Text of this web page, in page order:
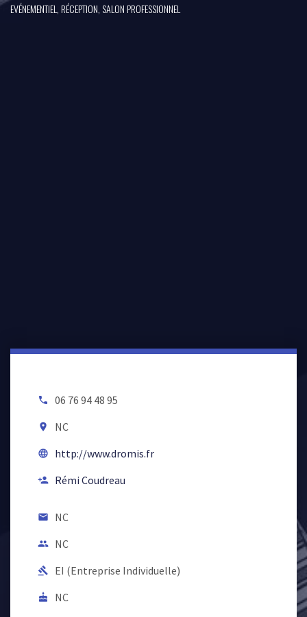
EVÉNEMENTIEL, RÉCEPTION, SALON PROFESSIONNEL
local_phone 06 76 94 48 95
room NC
language http://www.dromis.fr
person_add Rémi Coudreau
email NC
people NC
gavel EI (Entreprise Individuelle)
cake NC